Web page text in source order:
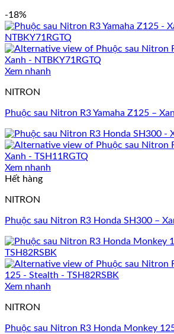
-18%
Xem nhanh
NITRON
Phuộc sau Nitron R3 Yamaha Z125 –
Xem nhanh
Hết hàng
NITRON
Phuộc sau Nitron R3 Honda SH300 –
Xem nhanh
NITRON
Phuộc sau Nitron R3 Honda Monkey